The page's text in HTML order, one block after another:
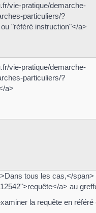
vie-pratique/demarche-
particuliers/?
"référé instruction"</a>
vie-pratique/demarche-
particuliers/?
a>
tous les cas,</
a> au
la requête en